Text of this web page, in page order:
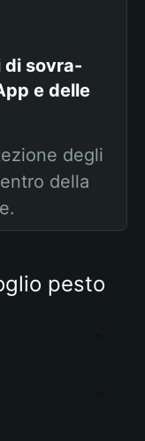
di sovra-
e delle
degli
della
pesto